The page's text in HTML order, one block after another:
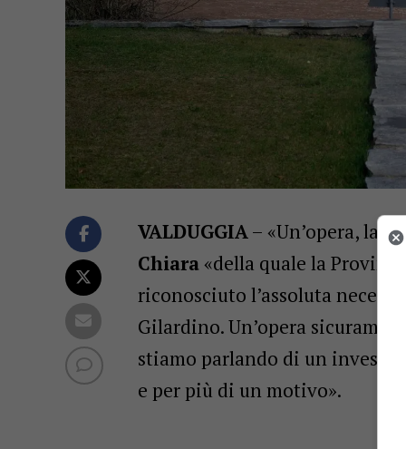
VALDUGGIA– «Un’opera, la
Chiara«della quale la
riconosciuto l’assoluta
Gilardino. Un’opera
stiamo parlando di un
e per più di un motivo».